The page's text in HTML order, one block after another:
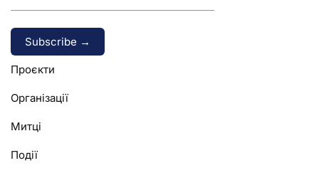
Alternative:
Проєкти
Організації
Митці
Події